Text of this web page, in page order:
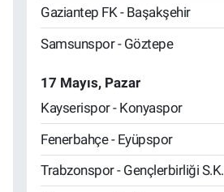
Gaziantep FK - Başakşehir
Samsunspor - Göztepe
17 Mayıs, Pazar
Kayserispor - Konyaspor
Fenerbahçe - Eyüpspor
Trabzonspor - Gençlerbirliği S.K.